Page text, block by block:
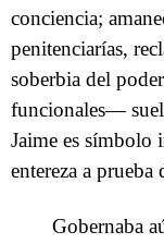
conciencia;
penitenciarías,
soberbia del
funcionales—
Jaime es símbolo
entereza a
Gobernaba